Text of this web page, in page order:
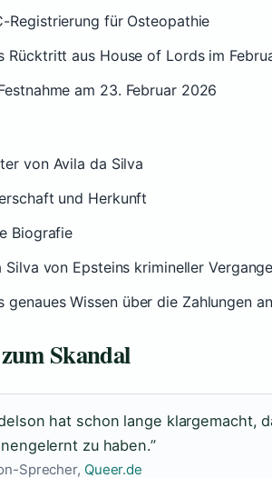
Registrierung für Osteopathie
Rücktritt aus House of Lords im
am 23. Februar 2026
von Avila da Silva
und Herkunft
Biografie
Silva von Epsteins krimineller
genaues Wissen über die Zahlungen
Skandal
hat schon lange klargemacht,
zu haben.”
Sprecher, Queer.de